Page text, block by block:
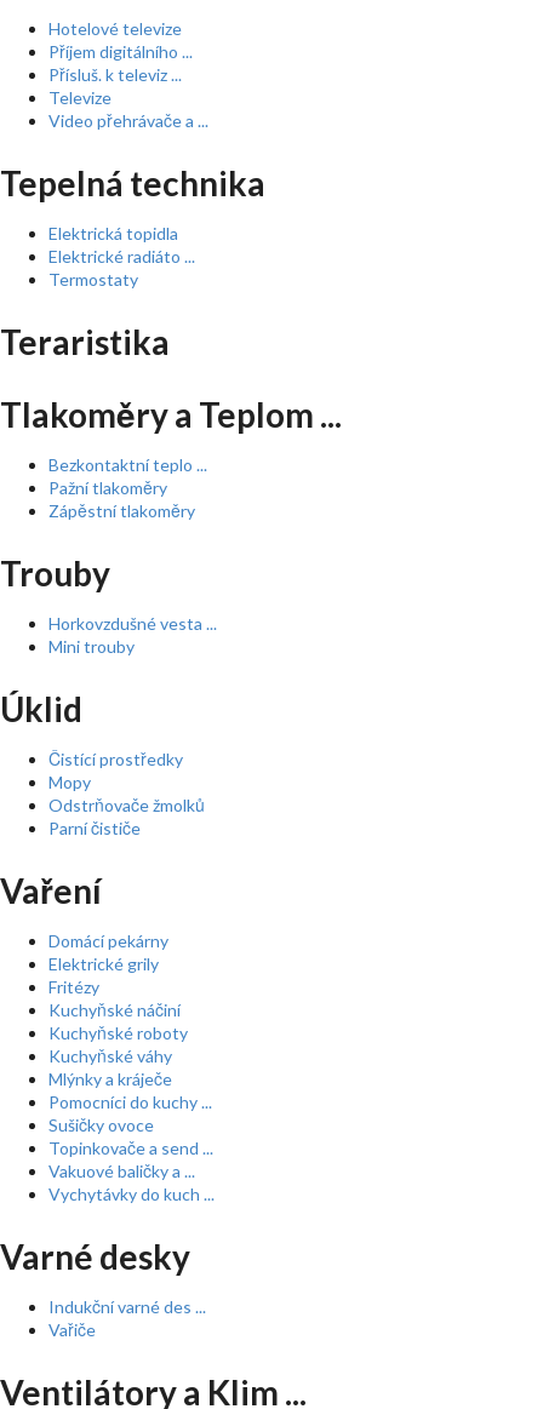
Hotelové televize
Příjem digitálního ...
Přísluš. k televiz ...
Televize
Video přehrávače a ...
Tepelná technika
Elektrická topidla
Elektrické radiáto ...
Termostaty
Teraristika
Tlakoměry a Teplom ...
Bezkontaktní teplo ...
Pažní tlakoměry
Zápěstní tlakoměry
Trouby
Horkovzdušné vesta ...
Mini trouby
Úklid
Čistící prostředky
Mopy
Odstrňovače žmolků
Parní čističe
Vaření
Domácí pekárny
Elektrické grily
Fritézy
Kuchyňské náčiní
Kuchyňské roboty
Kuchyňské váhy
Mlýnky a kráječe
Pomocníci do kuchy ...
Sušičky ovoce
Topinkovače a send ...
Vakuové baličky a ...
Vychytávky do kuch ...
Varné desky
Indukční varné des ...
Vařiče
Ventilátory a Klim ...